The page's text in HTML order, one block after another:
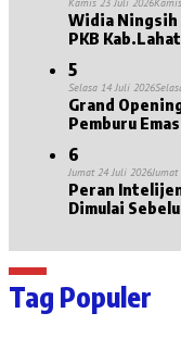
Kamis 23 Juli 2026
Widia Ningsih
PKB
5
Selasa 14 Juli 2026
Grand
Pemburu Emas
6
Jumat 24 Juli 2026
Peran
Dimulai
Tag Populer